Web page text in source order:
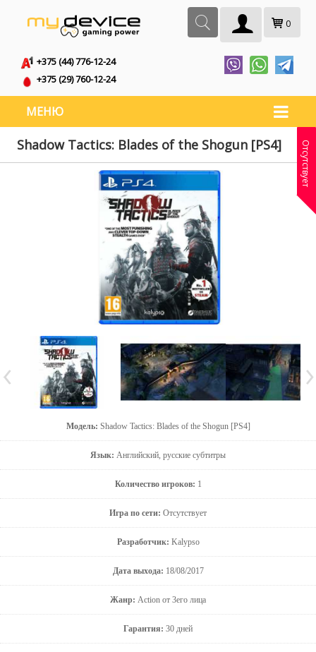
0
+375 (44) 776-12-24
+375 (29) 760-12-24
МЕНЮ
Shadow Tactics: Blades of the Shogun [PS4]
Модель: Shadow Tactics: Blades of the Shogun [PS4]
Язык: Английский, русские субтитры
Количество игроков: 1
Игра по сети: Отсутствует
Разработчик: Kalypso
Дата выхода: 18/08/2017
Жанр: Action от 3его лица
Гарантия: 30 дней
Отсутствует